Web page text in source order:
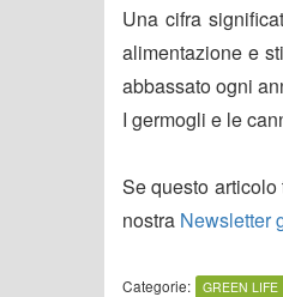
Una cifra
alimentazione e
abbassato ogni
I germogli e le
Se questo
nostra Newsletter
Categorie: GREEN LIFE